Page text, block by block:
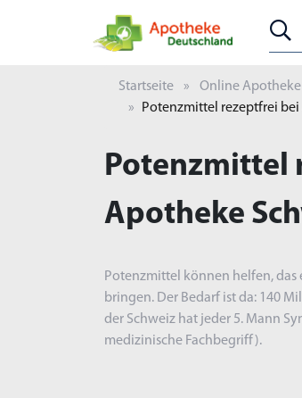
Startseite Online
Potenzmittel rezeptfrei
Potenzmittel
Apotheke
Potenzmittel können helfen,
bringen. Der Bedarf ist da: 140
der Schweiz hat jeder 5. Mann
medizinische Fachbegriff).